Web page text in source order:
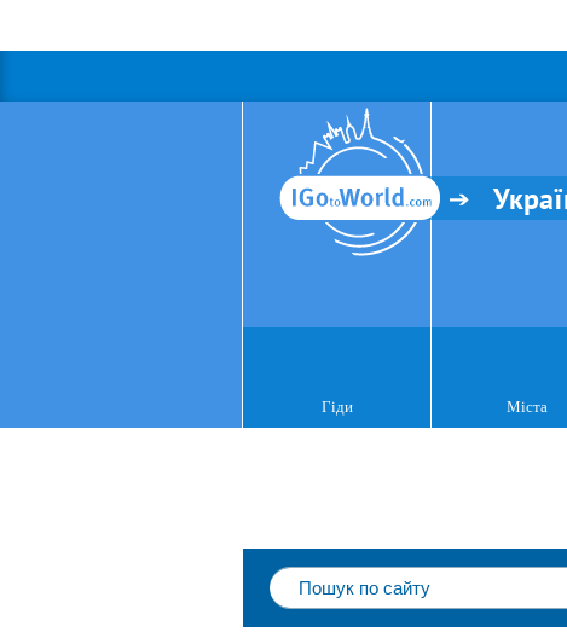
Гіди Міста